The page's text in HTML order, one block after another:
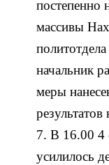
постепенно
массивы
начальник
меры
результатов
7. В 16.00 4
усилилось